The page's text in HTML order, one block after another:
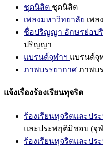
ชุดนิสิต ชุดนิสิต
เพลงมหาวิทยาลัย เพล
ชื่อปริญญา อักษรย่อป
ปริญญา
แบรนด์จุฬาฯ แบรนด์จุ
ภาพบรรยากาศ ภาพบ
แจ้งเรื่องร้องเรียนทุจริต
ร้องเรียนทุจริตและป
และประพฤติมิชอบ (จุ
ร้องเรียนทุจริตและป